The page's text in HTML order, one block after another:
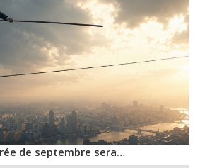
de septembre sera…